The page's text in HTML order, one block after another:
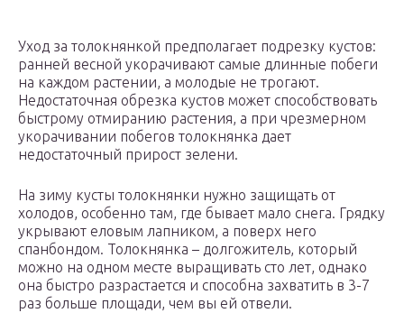
Уход за толокнянкой предполагает подрезку кустов:
ранней весной укорачивают самые длинные побеги
на каждом растении, а молодые не трогают.
Недостаточная обрезка кустов может способствовать
быстрому отмиранию растения, а при чрезмерном
укорачивании побегов толокнянка дает
недостаточный прирост зелени.
На зиму кусты толокнянки нужно защищать от
холодов, особенно там, где бывает мало снега. Грядку
укрывают еловым лапником, а поверх него
спанбондом. Толокнянка – долгожитель, который
можно на одном месте выращивать сто лет, однако
она быстро разрастается и способна захватить в 3-7
раз больше площади, чем вы ей отвели.